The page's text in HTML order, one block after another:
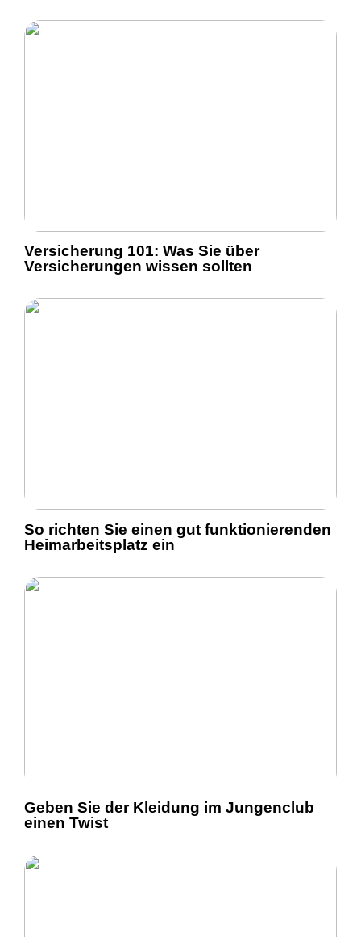
Versicherung 101: Was Sie über
Versicherungen wissen sollten
So richten Sie einen gut funktionierenden
Heimarbeitsplatz ein
Geben Sie der Kleidung im Jungenclub
einen Twist